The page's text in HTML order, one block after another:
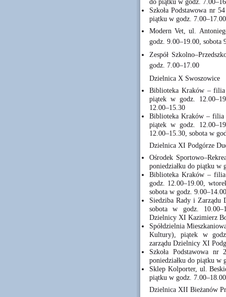
Szkoła Podstawowa nr
piątku w godz. 7.00–17.00
Modern Vet, ul.
godz. 9.00–19.00, sobota
Zespół
godz. 7.00–17.00
Dzielnica X Swoszowice
Biblioteka Kraków – filia
piątek w godz.
12.00–15.30
Biblioteka Kraków – filia
piątek w godz.
12.00–15.30, sobota w
Dzielnica XI Podgórze
Ośrodek
poniedziałku do piątku w
Biblioteka Kraków –
godz. 12.00–19.00,
sobota w godz. 9.00–14.00
Siedziba Rady i Zarządu
sobota w godz.
Dzielnicy XI Kazimierz
Spółdzielnia
Kultury), piątek w
zarządu Dzielnicy XI
Szkoła Podstawowa
poniedziałku do piątku w
Sklep Kolporter, ul.
piątku w godz.
Dzielnica XII Bieżanów